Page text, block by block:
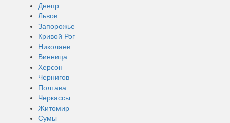
Днепр
Львов
Запорожье
Кривой Рог
Николаев
Винница
Херсон
Чернигов
Полтава
Черкассы
Житомир
Сумы